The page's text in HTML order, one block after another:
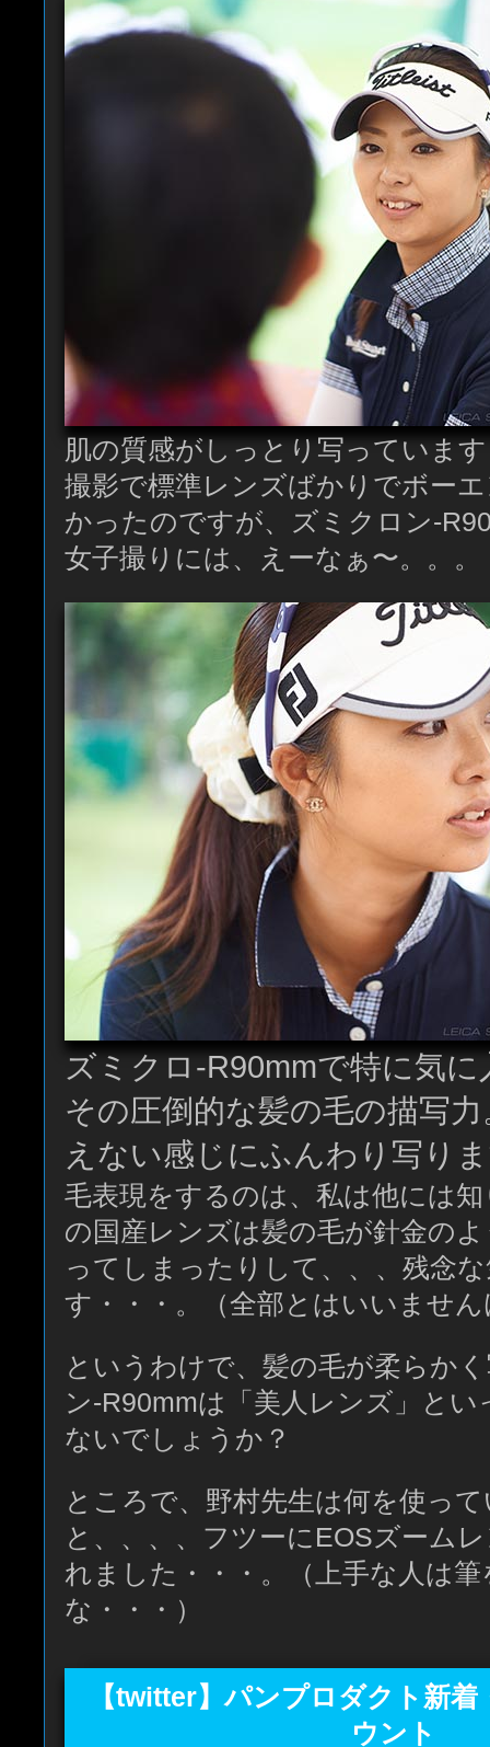
肌の質感がしっとり写っていま
撮影で標準レンズばかりでボー
かったのですが、ズミクロン-
女子撮りには、えーなぁ〜。。。
ズミクロ-R90mmで特に気
その圧倒的な髪の毛の描写
えない感じにふんわり写り
毛表現をするのは、私は他には
の国産レンズは髪の毛が針金の
ってしまったりして、、、残念
す・・・。（全部とはいいませ
というわけで、髪の毛が柔らか
ン-R90mmは「美人レンズ」と
ないでしょうか？
ところで、野村先生は何を使っ
と、、、、フツーにEOSズーム
れました・・・。（上手な人は
な・・・）
【twitter】パンプロダクト新着
ウント